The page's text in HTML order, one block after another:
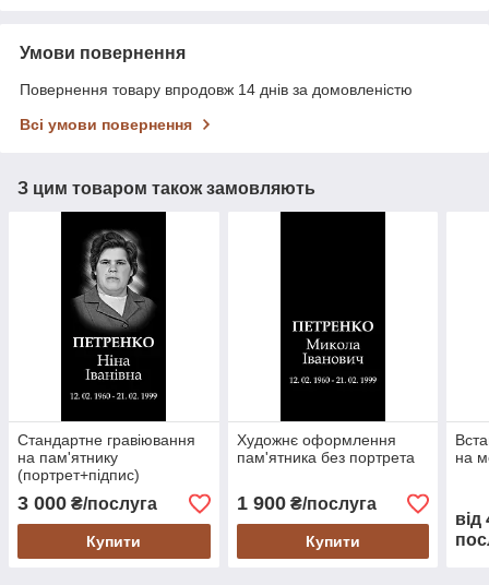
Умови повернення
Повернення товару впродовж 14 днів за домовленістю
Всі умови повернення
З цим товаром також замовляють
Стандартне гравіювання
на пам'ятнику
(портрет+підпис)
3 000 ₴/послуга
Купити
Художнє оформлення
пам'ятника без портрета
1 900₴/послуга
Купити
на
від